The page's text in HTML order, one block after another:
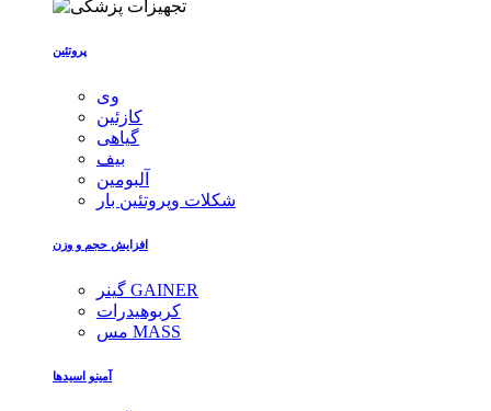
پروتئین
وی
کازئین
گیاهی
بیف
آلبومین
شکلات وپروتئین بار
افزایش حجم و وزن
گینر GAINER
کربوهیدرات
مس MASS
آمینو اسیدها